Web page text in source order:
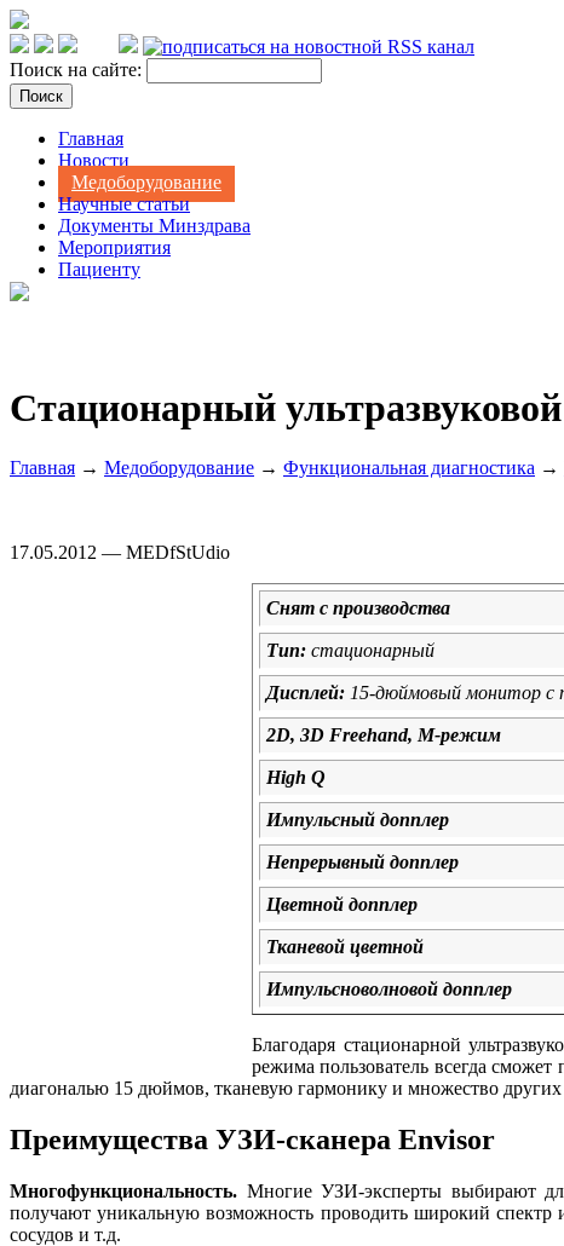
Поиск на сайте:
Главная
Новости
Медоборудование
Научные статьи
Документы Минздрава
Мероприятия
Пациенту
Стационарный
Главная → Медоборудование → Функциональная диагностика →
17.05.2012 — MEDfStUdio
Снят с производства
Тип: стационарный
Дисплей: 15-дюймовый монитор с
2D, 3D Freehand, M-режим
High Q
Импульсный допплер
Непрерывный допплер
Цветной допплер
Тканевой цветной
Импульсноволновой допплер
Благодаря стационарной
режима пользователь всегда
диагональю 15 дюймов, тканевую гармонику и множество
Преимущества УЗИ-сканера Envisor
Многофункциональность. Многие УЗИ-эксперты выбирают
получают уникальную возможность проводить широкий спектр
сосудов и т.д.